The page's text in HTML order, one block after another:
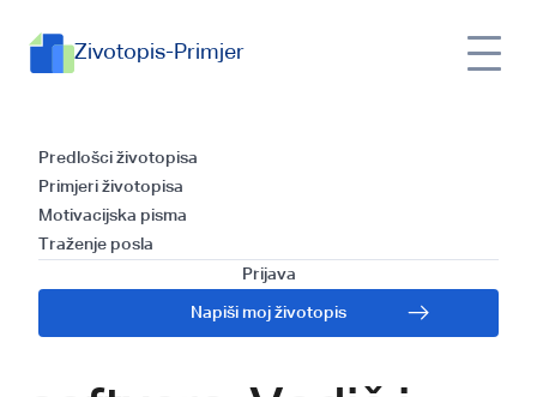
Zivotopis-Primjer
Predlošci životopisa
Primjeri životopisa
Motivacijska pisma
Traženje posla
Prijava
Napiši moj životopis
Kako napisati
uspješan životopis
za poziciju
Programera